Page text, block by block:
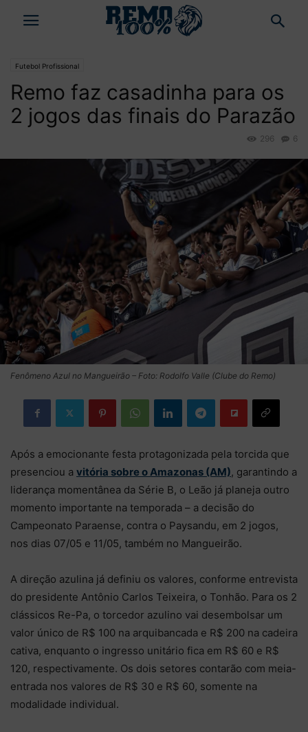
Futebol Profissional
Remo faz casadinha para os
2 jogos das finais do Parazão
6
296
Fenômeno Azul no Mangueirão – Foto: Rodolfo Valle (Clube do Remo)
Após a emocionante festa protagonizada pela torcida que
presenciou a vitória sobre o Amazonas (AM), garantindo a
liderança momentânea da Série B, o Leão já planeja outro
momento importante na temporada – a decisão do
Campeonato Paraense, contra o Paysandu, em 2 jogos,
nos dias 07/05 e 11/05, também no Mangueirão.
A direção azulina já definiu os valores, conforme entrevista
do presidente Antônio Carlos Teixeira, o Tonhão. Para os 2
clássicos Re-Pa, o torcedor azulino vai desembolsar um
valor único de R$ 100 na arquibancada e R$ 200 na cadeira
cativa, enquanto o ingresso unitário fica em R$ 60 e R$
120, respectivamente. Os dois setores contarão com meia-
entrada nos valores de R$ 30 e R$ 60, somente na
modalidade individual.